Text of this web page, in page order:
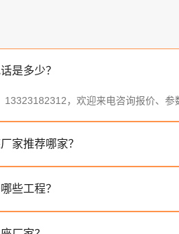
是多少？
13323182312，欢迎来电咨询报价、参
家推荐哪家？
些工程？